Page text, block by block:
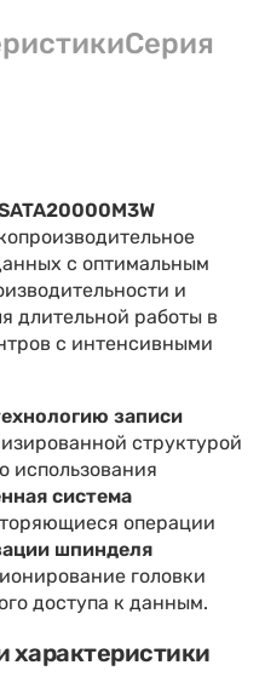
Серия
с оптимальным
и
длительной работы в
с интенсивными
записи
структурой
использования
система
операции
шпинделя
головки
доступа к данным.
характеристики